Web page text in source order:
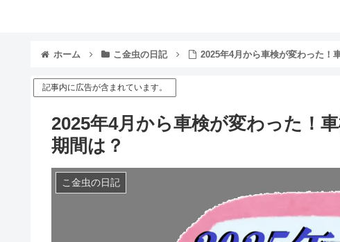
ホーム こ金虫の日記 2025年4月から車検が変わった！
記事内に広告が含まれています。
2025年4月から車検が変わった！
期間は？
こ金虫の日記